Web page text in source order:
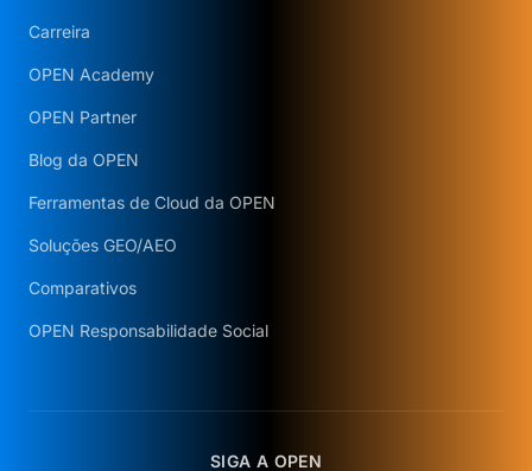
Carreira
OPEN Academy
OPEN Partner
Blog da OPEN
Ferramentas de Cloud da OPEN
Soluções GEO/AEO
Comparativos
OPEN Responsabilidade Social
SIGA A OPEN